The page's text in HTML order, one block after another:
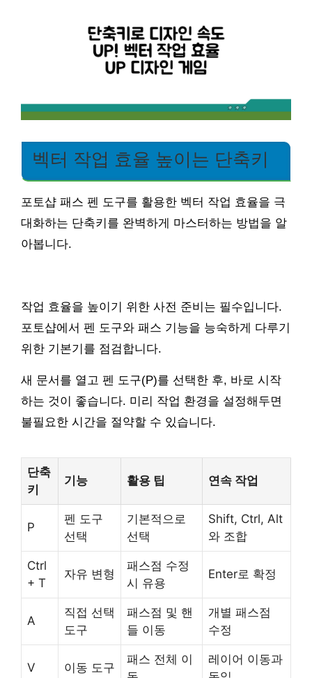
벡터 작업 효율 높이는 단축키
포토샵 패스 펜 도구를 활용한 벡터 작업 효율을 극
대화하는 단축키를 완벽하게 마스터하는 방법을 알
아봅니다.
작업 효율을 높이기 위한 사전 준비는 필수입니다.
포토샵에서 펜 도구와 패스 기능을 능숙하게 다루기
위한 기본기를 점검합니다.
새 문서를 열고 펜 도구(P)를 선택한 후, 바로 시작
하는 것이 좋습니다. 미리 작업 환경을 설정해두면
불필요한 시간을 절약할 수 있습니다.
단축
키
기능 활용 팁 연속 작업
P
펜 도구
선택
기본적으로
선택
Shift, Ctrl, Alt
와 조합
Ctrl
+ T
자유 변형
패스점 수정
시 유용
Enter로 확정
A
직접 선택
도구
패스점 및 핸
들 이동
개별 패스점
수정
V 이동 도구
패스 전체 이
레이어 이동과